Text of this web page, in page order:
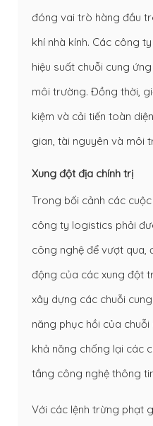
đóng vai trò hàng đầu
khí nhà kính. Các công
hiệu suất chuỗi cung
môi trường. Đồng thời,
kiệm và cải tiến toàn
gian, tài nguyên và môi
Xung đột địa chính trị
Trong bối cảnh các
công ty logistics phải
công nghệ để vượt qua,
động của các xung đột
xây dựng các chuỗi
năng phục hồi của
khả năng chống lại các
tầng công nghệ thông
Với các lệnh trừng phạt